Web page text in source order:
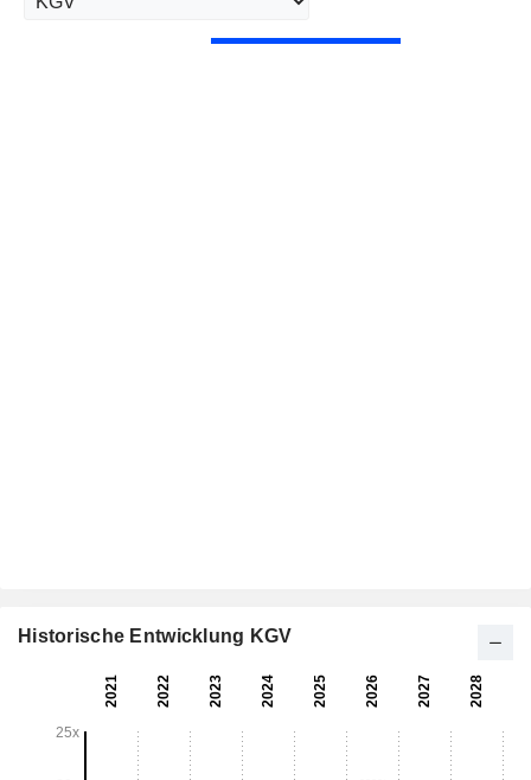
Historische Entwicklung KGV